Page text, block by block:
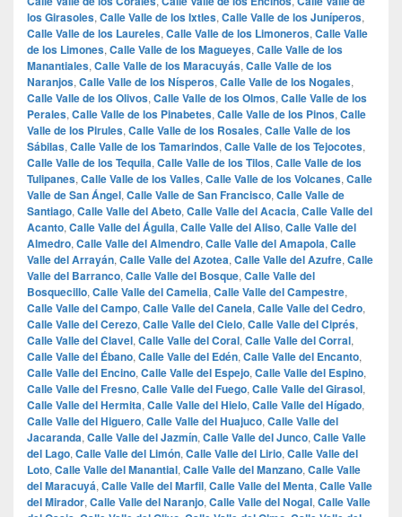
los Girasoles, Calle Valle de los Ixtles, Calle Valle de los Juníperos,
Calle Valle de los Laureles, Calle Valle de los Limoneros, Calle Valle
de los Limones, Calle Valle de los Magueyes, Calle Valle de los
Manantiales, Calle Valle de los Maracuyás, Calle Valle de los
Naranjos, Calle Valle de los Nísperos, Calle Valle de los Nogales,
Calle Valle de los Olivos, Calle Valle de los Olmos, Calle Valle de los
Perales, Calle Valle de los Pinabetes, Calle Valle de los Pinos, Calle
Valle de los Pirules, Calle Valle de los Rosales, Calle Valle de los
Sábilas, Calle Valle de los Tamarindos, Calle Valle de los Tejocotes,
Calle Valle de los Tequila, Calle Valle de los Tilos, Calle Valle de los
Tulipanes, Calle Valle de los Valles, Calle Valle de los Volcanes, Calle
Valle de San Ángel, Calle Valle de San Francisco, Calle Valle de
Santiago, Calle Valle del Abeto, Calle Valle del Acacia, Calle Valle del
Acanto, Calle Valle del Águila, Calle Valle del Aliso, Calle Valle del
Almedro, Calle Valle del Almendro, Calle Valle del Amapola, Calle
Valle del Arrayán, Calle Valle del Azotea, Calle Valle del Azufre, Calle
Valle del Barranco, Calle Valle del Bosque, Calle Valle del
Bosquecillo, Calle Valle del Camelia, Calle Valle del Campestre,
Calle Valle del Campo, Calle Valle del Canela, Calle Valle del Cedro,
Calle Valle del Cerezo, Calle Valle del Cielo, Calle Valle del Ciprés,
Calle Valle del Clavel, Calle Valle del Coral, Calle Valle del Corral,
Calle Valle del Ébano, Calle Valle del Edén, Calle Valle del Encanto,
Calle Valle del Encino, Calle Valle del Espejo, Calle Valle del Espino,
Calle Valle del Fresno, Calle Valle del Fuego, Calle Valle del Girasol,
Calle Valle del Hermita, Calle Valle del Hielo, Calle Valle del Hígado,
Calle Valle del Higuero, Calle Valle del Huajuco, Calle Valle del
Jacaranda, Calle Valle del Jazmín, Calle Valle del Junco, Calle Valle
del Lago, Calle Valle del Limón, Calle Valle del Lirio, Calle Valle del
Loto, Calle Valle del Manantial, Calle Valle del Manzano, Calle Valle
del Maracuyá, Calle Valle del Marfil, Calle Valle del Menta, Calle Valle
del Mirador, Calle Valle del Naranjo, Calle Valle del Nogal, Calle Valle